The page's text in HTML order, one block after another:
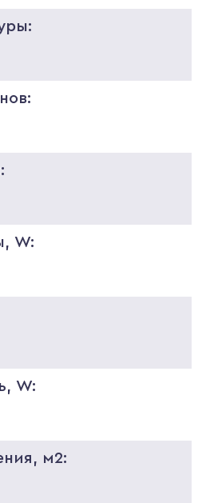
W:
W:
м2: